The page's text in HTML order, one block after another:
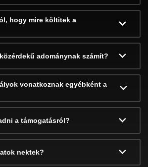
hogy mire költitek a
adománynak számít?
vonatkoznak egyébként a
a támogatásról?
nektek?